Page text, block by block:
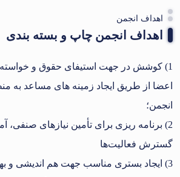
اهداف انجمن
اهداف انجمن چاپ و بسته بندی
1) کوشش در جهت استیفای حقوق و
اعضا از طریق ایجاد زمینه های مساعد به
انجمن؛
2) برنامه ریزی برای تأمین نیازهای
گسترش فعالیت‌ها
3) ایجاد بستری مناسب جهت هم اندیشی و